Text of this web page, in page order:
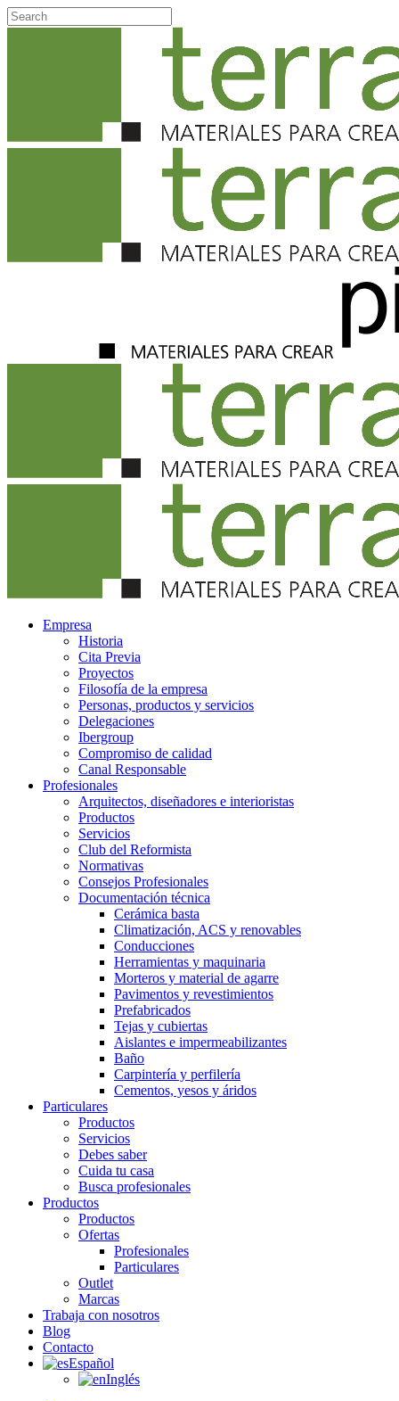
Empresa
Historia
Cita Previa
Proyectos
Filosofía de la empresa
Personas, productos y servicios
Delegaciones
Ibergroup
Compromiso de calidad
Canal Responsable
Profesionales
Arquitectos, diseñadores e interioristas
Productos
Servicios
Club del Reformista
Normativas
Consejos Profesionales
Documentación técnica
Cerámica basta
Climatización, ACS y renovables
Conducciones
Herramientas y maquinaria
Morteros y material de agarre
Pavimentos y revestimientos
Prefabricados
Tejas y cubiertas
Aislantes e impermeabilizantes
Baño
Carpintería y perfilería
Cementos, yesos y áridos
Particulares
Productos
Servicios
Debes saber
Cuida tu casa
Busca profesionales
Productos
Productos
Ofertas
Profesionales
Particulares
Outlet
Marcas
Trabaja con nosotros
Blog
Contacto
Español
Inglés